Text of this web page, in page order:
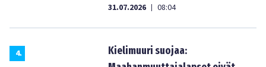
31.07.2026 | 08:04
4.
Kielimuuri suojaa: